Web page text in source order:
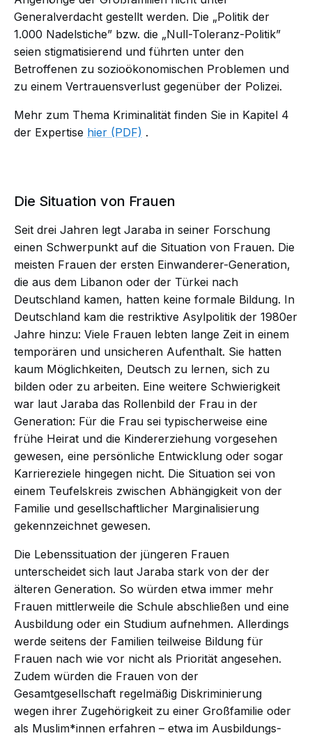
Generalverdacht gestellt werden. Die „Politik der
1.000 Nadelstiche” bzw. die „Null-Toleranz-Politik”
seien stigmatisierend und führten unter den
Betroffenen zu sozioökonomischen Problemen und
zu einem Vertrauensverlust gegenüber der Polizei.
Mehr zum Thema Kriminalität finden Sie in Kapitel 4
der Expertise hier (PDF) .
Die Situation von Frauen
Seit drei Jahren legt Jaraba in seiner Forschung
einen Schwerpunkt auf die Situation von Frauen. Die
meisten Frauen der ersten Einwanderer-Generation,
die aus dem Libanon oder der Türkei nach
Deutschland kamen, hatten keine formale Bildung. In
Deutschland kam die restriktive Asylpolitik der 1980er
Jahre hinzu: Viele Frauen lebten lange Zeit in einem
temporären und unsicheren Aufenthalt. Sie hatten
kaum Möglichkeiten, Deutsch zu lernen, sich zu
bilden oder zu arbeiten. Eine weitere Schwierigkeit
war laut Jaraba das Rollenbild der Frau in der
Generation: Für die Frau sei typischerweise eine
frühe Heirat und die Kindererziehung vorgesehen
gewesen, eine persönliche Entwicklung oder sogar
Karriereziele hingegen nicht. Die Situation sei von
einem Teufelskreis zwischen Abhängigkeit von der
Familie und gesellschaftlicher Marginalisierung
gekennzeichnet gewesen.
Die Lebenssituation der jüngeren Frauen
unterscheidet sich laut Jaraba stark von der der
älteren Generation. So würden etwa immer mehr
Frauen mittlerweile die Schule abschließen und eine
Ausbildung oder ein Studium aufnehmen. Allerdings
werde seitens der Familien teilweise Bildung für
Frauen nach wie vor nicht als Priorität angesehen.
Zudem würden die Frauen von der
Gesamtgesellschaft regelmäßig Diskriminierung
wegen ihrer Zugehörigkeit zu einer Großfamilie oder
als Muslim*innen erfahren – etwa im Ausbildungs-